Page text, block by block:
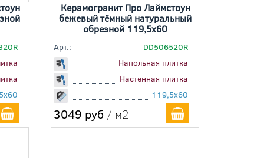
Керамогранит Про Лаймстоун
бежевый тёмный натуральный
обрезной 119,5x60
Арт.:
DD506520R
Напольная плитка
Настенная плитка
119,5x60
3049 руб / м2